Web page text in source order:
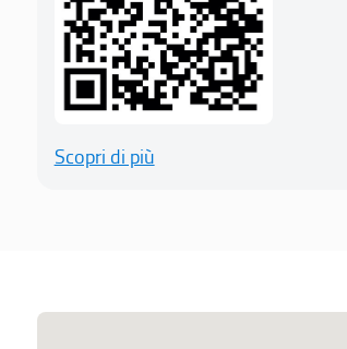
Scopri di più